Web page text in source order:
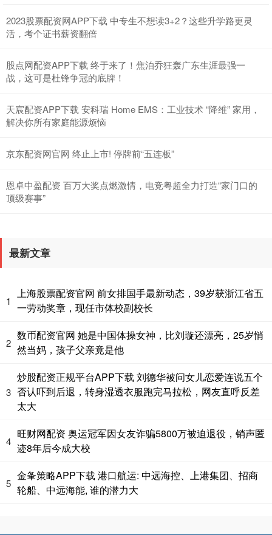
2023股票配资网APP下载 中专生不想读3+2？这些升学路更灵
活，考个证书薪资翻倍
股点网配资APP下载 终于来了！焦泊乔狂轰广东生涯最强一
战，这可是杜锋争冠的底牌！
天宸配资APP下载 安科瑞 Home EMS：工业技术 “降维” 家用，
解决你所有家庭能源烦恼
京东配资网官网 终止上市! 停牌前“五连板”
恩卓中盈配资 百万大奖点燃激情，电竞粤超全力打造“家门口的
顶级赛事”
最新文章
1
上海股票配资官网 前女排国手最新动态，39岁获浙江省五
一劳动奖章，现任市体校副校长
2
数币配资官网 她是中国体操女神，比刘璇还漂亮，25岁悄
然当妈，孩子父亲竟是他
3
炒股配资正规平台APP下载 刘德华被问女儿恋爱连说五个
否认吓到后退，转身湿透衣服跑完马拉松，网友直呼反差
太大
4
旺财网配资 奥运冠军因女友诈骗5800万被迫退役，销声匿
迹8年后今成大校
5
金夆策略APP下载 港口航运: 中远海控、上港集团、招商
轮船、中远海能, 谁的潜力大